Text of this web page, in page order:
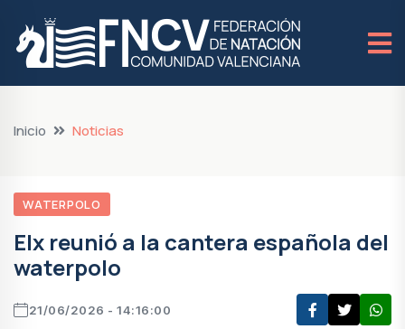
Inicio Noticias
WATERPOLO
Elx reunió a la cantera española del
waterpolo
21/06/2026 - 14:16:00